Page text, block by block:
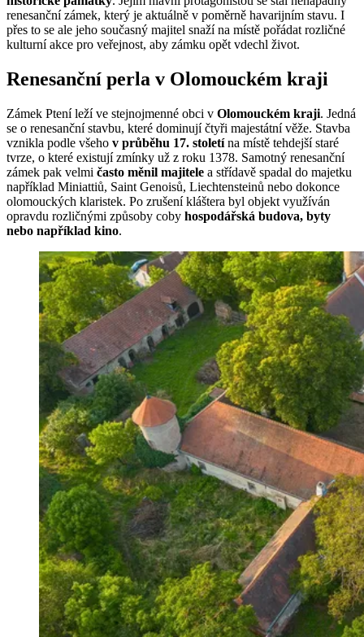
renesanční zámek, který je aktuálně v poměrně havarijním stavu. I
přes to se ale jeho současný majitel snaží na místě pořádat rozličné
kulturní akce pro veřejnost, aby zámku opět vdechl život.
Renesanční perla v Olomouckém kraji
Zámek Ptení leží ve stejnojmenné obci v Olomouckém kraji. Jedná
se o renesanční stavbu, které dominují čtyři majestátní věže. Stavba
vznikla podle všeho v průběhu 17. stoletína místě tehdejší staré
tvrze, o které existují zmínky už z roku 1378. Samotný renesanční
zámek pak velmi často měnil majitele a střídavě spadal do majetku
například Miniattiů, Saint Genoisů, Liechtensteinů nebo dokonce
olomouckých klaristek. Po zrušení kláštera byl objekt využíván
opravdu rozličnými způsoby coby hospodářská budova, byty
nebo například kino.